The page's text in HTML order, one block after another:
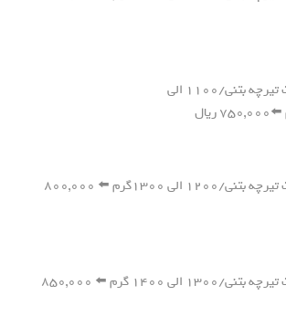
✳️ یونولیت تیرچه بتنی/۱۱۰۰ الی
✳️ یونولیت تیرچه بتنی/۱۲۰۰ الی ۱۳۰۰گرم ⬅️ ۸۰۰,۰۰۰
✳️ یونولیت تیرچه بتنی/۱۳۰۰ الی ۱۴۰۰ گرم ⬅️ ۸۵۰,۰۰۰